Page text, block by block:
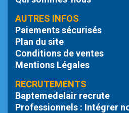
AUTRES INFOS
Paiements sécurisés
Plan du site
Conditions de ventes
Mentions Légales
RECRUTEMENTS
Baptemedelair recrute
Professionnels : Intégrer